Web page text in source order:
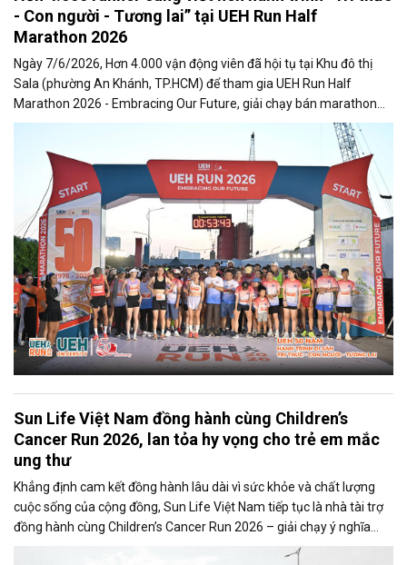
- Con người - Tương lai” tại UEH Run Half
Marathon 2026
Ngày 7/6/2026, Hơn 4.000 vận động viên đã hội tụ tại Khu đô thị
Sala (phường An Khánh, TP.HCM) để tham gia UEH Run Half
Marathon 2026 - Embracing Our Future, giải chạy bán marathon
đầu tiên do Đại học Kinh tế TP.HCM (UEH) tổ chức nhân dịp kỷ niệm
Sun Life Việt Nam đồng hành cùng Children’s
Cancer Run 2026, lan tỏa hy vọng cho trẻ em mắc
ung thư
Khẳng định cam kết đồng hành lâu dài vì sức khỏe và chất lượng
cuộc sống của cộng đồng, Sun Life Việt Nam tiếp tục là nhà tài trợ
đồng hành cùng Children’s Cancer Run 2026 – giải chạy ý nghĩa
nhằm chung tay hỗ trợ trẻ em mắc bệnh ung thư tại Việt Nam do